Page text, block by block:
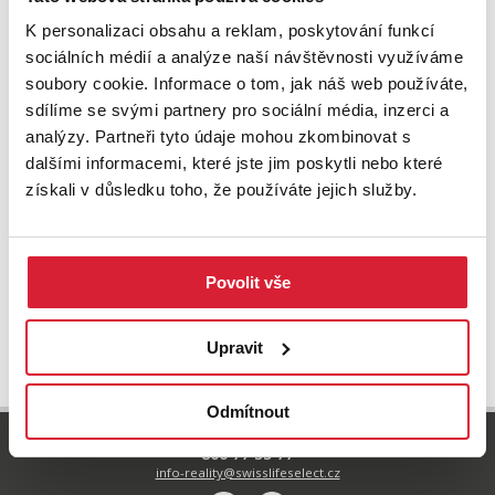
K personalizaci obsahu a reklam, poskytování funkcí
sociálních médií a analýze naší návštěvnosti využíváme
soubory cookie. Informace o tom, jak náš web používáte,
sdílíme se svými partnery pro sociální média, inzerci a
analýzy. Partneři tyto údaje mohou zkombinovat s
dalšími informacemi, které jste jim poskytli nebo které
získali v důsledku toho, že používáte jejich služby.
Povolit vše
Upravit
Odmítnout
UPRAVIT VYHLEDÁVÁNÍ
800 77 55 77
info-reality@swisslifeselect.cz